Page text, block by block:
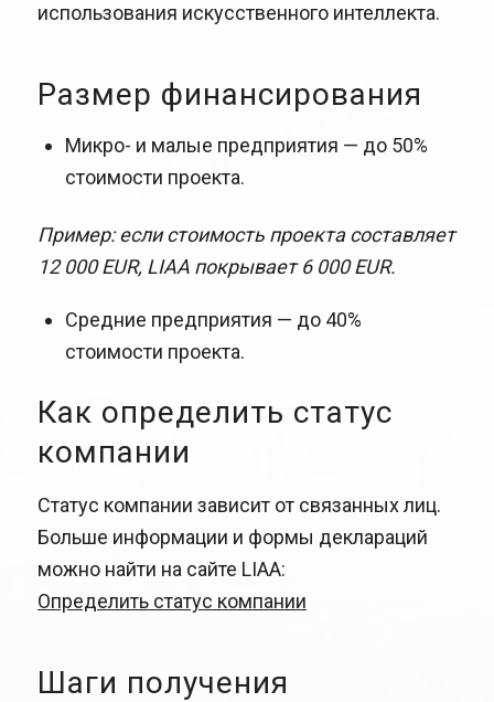
использования искусственного интеллекта.
Размер финансирования
Микро- и малые предприятия — до 50%
стоимости проекта.
Пример: если стоимость проекта составляет
12 000 EUR, LIAA покрывает 6 000 EUR.
Средние предприятия — до 40%
стоимости проекта.
Как определить статус
компании
Статус компании зависит от связанных лиц.
Больше информации и формы деклараций
можно найти на сайте LIAA:
Определить статус компании
Шаги получения